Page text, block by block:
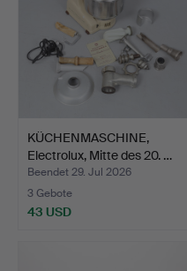
KÜCHENMASCHINE,
Electrolux, Mitte des 20. …
Beendet 29. Jul 2026
3 Gebote
43 USD